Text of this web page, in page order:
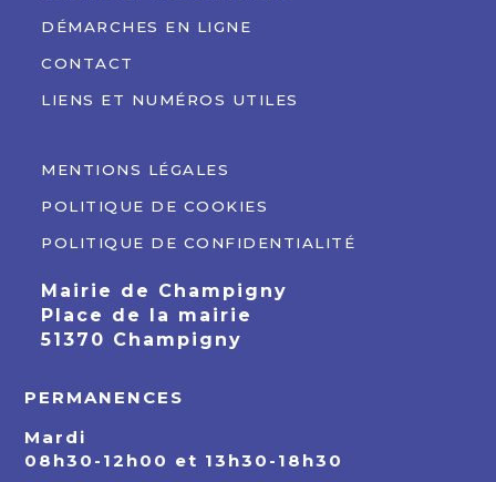
DÉMARCHES EN LIGNE
CONTACT
LIENS ET NUMÉROS UTILES
MENTIONS LÉGALES
POLITIQUE DE COOKIES
POLITIQUE DE CONFIDENTIALITÉ
Mairie de Champigny
Place de la mairie
51370 Champigny
PERMANENCES
Mardi
08h30-12h00 et 13h30-18h30